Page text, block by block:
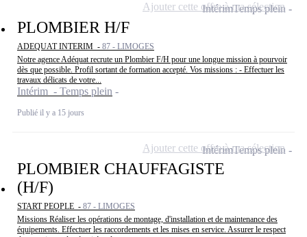
PLOMBIER H/F
ADEQUAT INTERIM - 87 - LIMOGES
Notre agence Adéquat recrute un Plombier F/H pour une longue mission à pourvoir
dès que possible. Profil sortant de formation accepté. Vos missions : - Effectuer les
travaux délicats de votre...
Intérim - Temps plein
Publié il y a 15 jours
IntérimTemps plein
Ajouter cette offre à ma sélection
PLOMBIER CHAUFFAGISTE
(H/F)
START PEOPLE - 87 - LIMOGES
Missions Réaliser les opérations de montage, d'installation et de maintenance des
équipements. Effectuer les raccordements et les mises en service. Assurer le respect
IntérimTemps plein
Ajouter cette offre à ma sélection